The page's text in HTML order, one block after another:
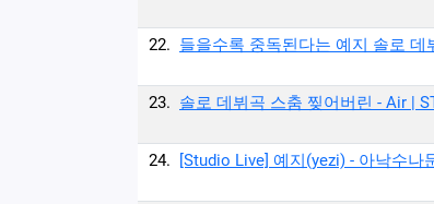
22. 들을수록 중독된다는 예지 솔로 데
23. 솔로 데뷔곡 스춤 찢어버린 - Air |
24.
[Studio Live] 예지(yezi) - 아낙수나